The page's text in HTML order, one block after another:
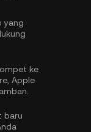
yang
ke
Apple
baru